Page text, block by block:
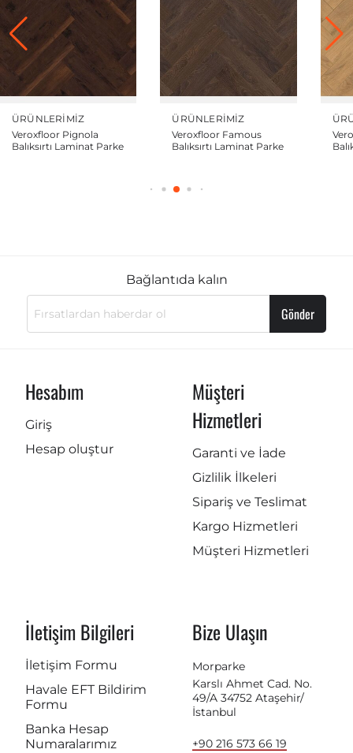
ÜRÜNLERIMIZ
Veroxfloor Pignola
Balıksırtı Laminat Parke
ÜRÜNLERIMIZ
Veroxfloor Famous
Balıksırtı Laminat Parke
Bağlantıda kalın
Gönder
Hesabım
Giriş
Hesap oluştur
Müşteri
Hizmetleri
Garanti ve İade
Gizlilik İlkeleri
Sipariş ve Teslimat
Kargo Hizmetleri
Müşteri Hizmetleri
İletişim Bilgileri
İletişim Formu
Havale EFT Bildirim
Formu
Banka Hesap
Numaralarımız
Bize Ulaşın
Morparke
Karslı Ahmet Cad. No.
49/A 34752 Ataşehir/
İstanbul
+90 216 573 66 19